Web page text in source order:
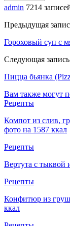
admin 7214
Предыдущая
Гороховый суп с
Следующая запись
Пицца бьянка
Вам также могут
Рецепты
Компот из слив,
фото на 1587 ккал
Рецепты
Вертута с тыквой
Рецепты
Конфитюр из
ккал